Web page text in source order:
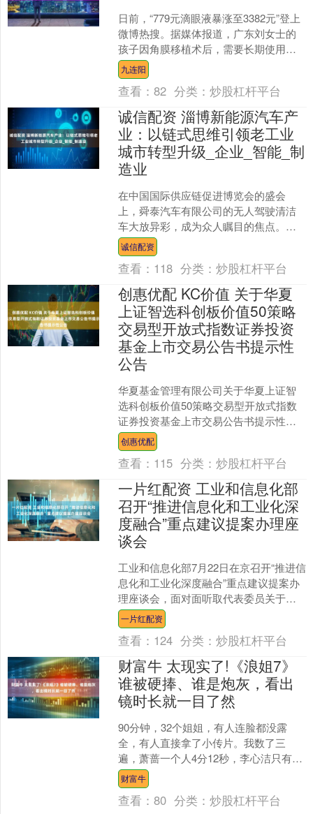
日前，“779元滴眼液暴涨至3382元”登上
微博热搜。据媒体报道，广东刘女士的
孩子因角膜移植术后，需要长期使用滴
眼液，近期复查开药时，该药在医院缺
货，刘女士自行....
九连阳
查看：82 分类：炒股杠杆平台
诚信配资 淄博新能源汽车产
业：以链式思维引领老工业
城市转型升级_企业_智能_制
造业
在中国国际供应链促进博览会的盛会
上，舜泰汽车有限公司的无人驾驶清洁
车大放异彩，成为众人瞩目的焦点。这
款高科技产品不仅彰显了舜泰汽车在国
内无人驾驶领域的领先地位，....
诚信配资
查看： 118 分类：炒股杠杆平台
创惠优配 KC价值 关于华夏
上证智选科创板价值50策略
交易型开放式指数证券投资
基金上市交易公告书提示性
公告
华夏基金管理有限公司关于华夏上证智
选科创板价值50策略交易型开放式指数
证券投资基金上市交易公告书提示性公
告华夏基金管理有限公司（以下简称“本
公司”）董事会及董事....
创惠优配
查看： 115 分类：炒股杠杆平台
一片红配资 工业和信息化部
召开“推进信息化和工业化深
度融合”重点建议提案办理座
谈会
工业和信息化部7月22日在京召开“推进信
息化和工业化深度融合”重点建议提案办
理座谈会，面对面听取代表委员关于制
造业数字化转型、工业互联网平台发
展、人工智能赋能及....
一片红配资
查看： 124 分类：炒股杠杆平台
财富牛 太现实了!《浪姐7》
谁被硬捧、谁是炮灰，看出
镜时长就一目了然
90分钟，32个姐姐，有人连脸都没露
全，有人直接拿了小传片。我数了三
遍，萧蔷一个人4分12秒，李心洁只有48
秒，连自我介绍都被剪成画外音。弹幕
里一片“这谁”，镜....
财富牛
查看：80 分类：炒股杠杆平台